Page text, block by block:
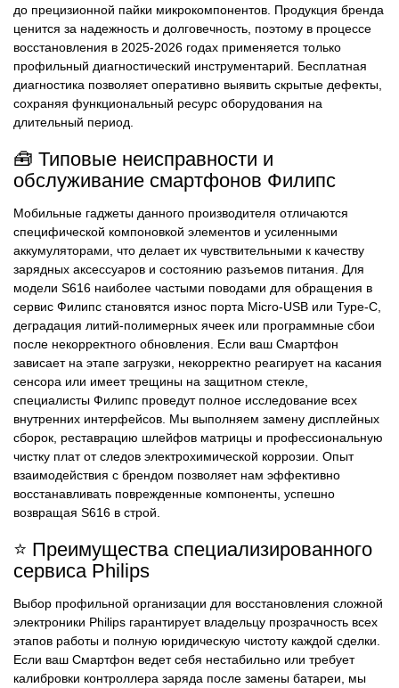
до прецизионной пайки микрокомпонентов. Продукция бренда
ценится за надежность и долговечность, поэтому в процессе
восстановления в 2025-2026 годах применяется только
профильный диагностический инструментарий. Бесплатная
диагностика позволяет оперативно выявить скрытые дефекты,
сохраняя функциональный ресурс оборудования на
длительный период.
🧰 Типовые неисправности и
обслуживание смартфонов Филипс
Мобильные гаджеты данного производителя отличаются
специфической компоновкой элементов и усиленными
аккумуляторами, что делает их чувствительными к качеству
зарядных аксессуаров и состоянию разъемов питания. Для
модели S616 наиболее частыми поводами для обращения в
сервис Филипс становятся износ порта Micro-USB или Type-C,
деградация литий-полимерных ячеек или программные сбои
после некорректного обновления. Если ваш Смартфон
зависает на этапе загрузки, некорректно реагирует на касания
сенсора или имеет трещины на защитном стекле,
специалисты Филипс проведут полное исследование всех
внутренних интерфейсов. Мы выполняем замену дисплейных
сборок, реставрацию шлейфов матрицы и профессиональную
чистку плат от следов электрохимической коррозии. Опыт
взаимодействия с брендом позволяет нам эффективно
восстанавливать поврежденные компоненты, успешно
возвращая S616 в строй.
⭐ Преимущества специализированного
сервиса Philips
Выбор профильной организации для восстановления сложной
электроники Philips гарантирует владельцу прозрачность всех
этапов работы и полную юридическую чистоту каждой сделки.
Если ваш Смартфон ведет себя нестабильно или требует
калибровки контроллера заряда после замены батареи, мы